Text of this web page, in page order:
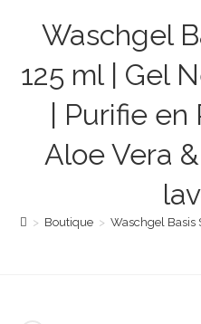
Waschgel
125 ml | Gel
| Purifie en
Aloe Vera
> Boutique > Waschgel Basis